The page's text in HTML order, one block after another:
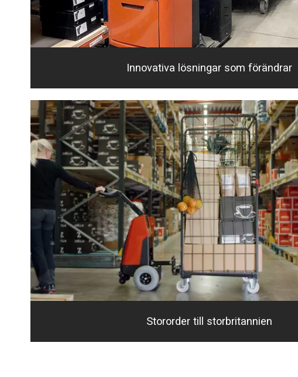
Innovativa lösningar som förändrar
Stororder till storbritannien